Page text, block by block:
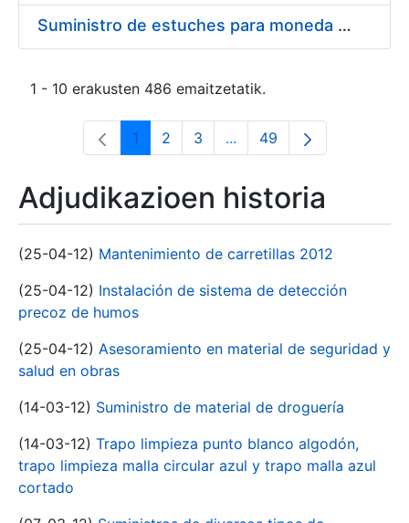
Suministro de estuches para moneda de 30 €
1 - 10 erakusten 486 emaitzetatik.
Orrialdea
1 Orrialdea
2 Orrialdea
3 ...Intermediate Pages Use
Orrialdea
49
Adjudikazioen historia
(25-04-12) Mantenimiento de carretillas 2012
(25-04-12) Instalación de sistema de detección
precoz de humos
(25-04-12) Asesoramiento en material de seguridad y
salud en obras
(14-03-12) Suministro de material de droguería
(14-03-12) Trapo limpieza punto blanco algodón,
trapo limpieza malla circular azul y trapo malla azul
cortado